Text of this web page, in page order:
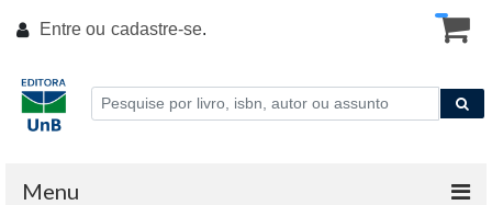
Entre ou cadastre-se.
Menu